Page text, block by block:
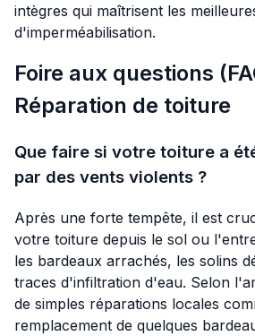
intègres qui maîtrisent les
d'imperméabilisation.
Foire aux questions
Réparation de toiture
Que faire si votre toiture a
par des vents violents ?
Après une forte tempête, il est
votre toiture depuis le sol ou
les bardeaux arrachés, les solins
traces d'infiltration d'eau. Selon
de simples réparations locales
remplacement de quelques